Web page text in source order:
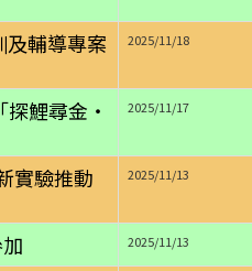
輔導專案
2025/11/18
探鯉尋金‧
2025/11/17
實驗推動
2025/11/13
2025/11/13